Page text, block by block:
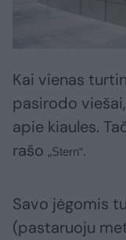
Kai vienas
pasirodo
apie kiaules.
rašo „Stern“.
Savo jėgomis
(pastaruoju